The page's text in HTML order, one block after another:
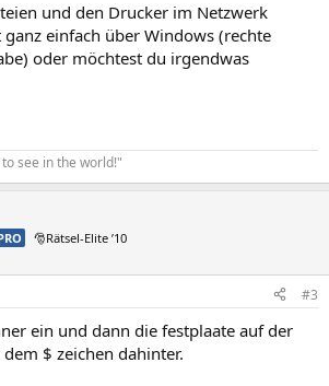
und den Drucker im Netzwerk
einfach über Windows (rechte
oder möchtest du irgendwas
see in the world!"
🎅Rätsel-Elite ’10
#3
ein und dann die festplaate auf der
$ zeichen dahinter.